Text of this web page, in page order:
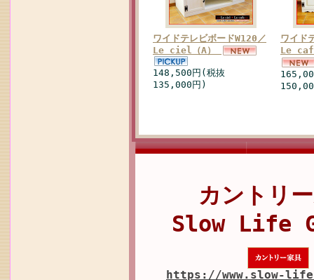
ワイドテレビボードW120／
Le ciel（A）
148,500円(税抜
135,000円)
ワイド
Le
カントリ
Slow Life
https://www.slow-